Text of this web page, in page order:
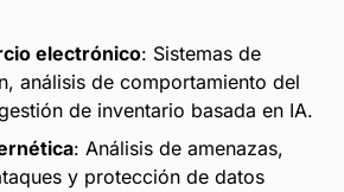
electrónico: Sistemas de
análisis de comportamiento del
de inventario basada en IA.
: Análisis de amenazas,
y protección de datos